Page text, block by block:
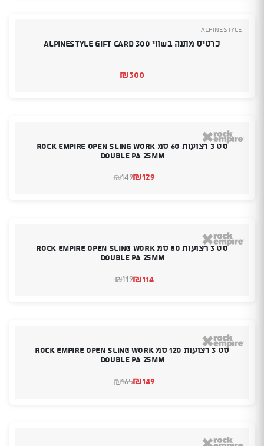
Alpinestyle
כרטיס מתנה בשווי 300 Alpinestyle Gift Card
₪300
סט 3 רצועות 60 סמ Rock Empire Open Sling Work
Double PA 25mm
₪149
המחיר₪129
המחיר
סט 3 רצועות 80 סמ Rock Empire Open Sling Work
Double PA 25mm
₪119
המחיר₪114
המחיר
סט 3 רצועות 120 סמ Rock Empire Open Sling Work
Double PA 25mm
₪165
המחיר₪149
המחיר